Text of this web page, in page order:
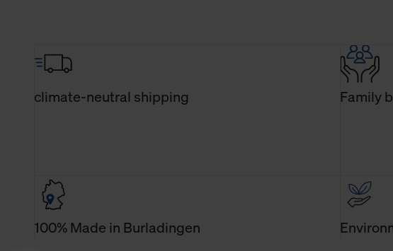
climate-neutral shipping Family
100% Made in Burladingen